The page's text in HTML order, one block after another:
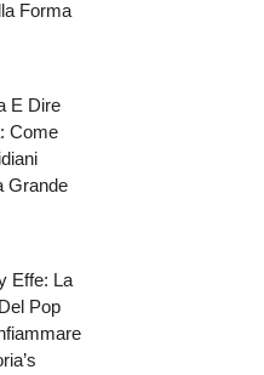
Forma
E Dire
Come
Grande
Effe: La
Pop